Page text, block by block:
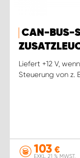
CAN-BUS-
Liefert +12 V,
Steuerung von z.
103 €
EXKL. 21 % MWST.